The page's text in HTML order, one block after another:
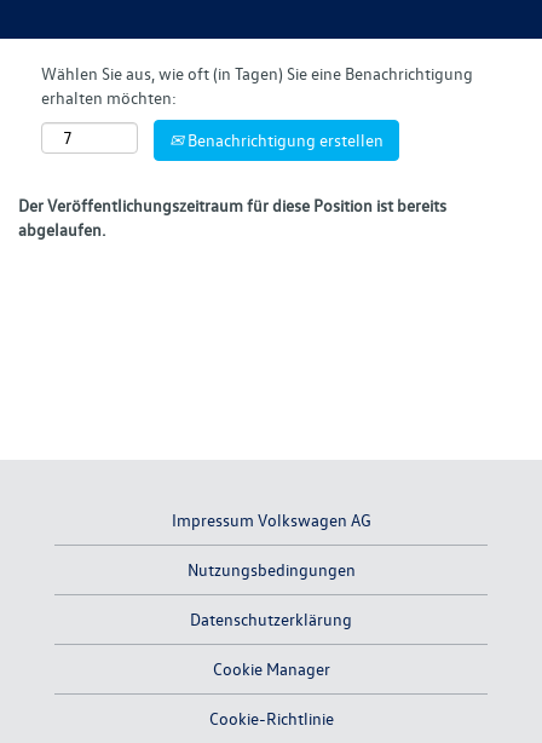
Wählen Sie aus, wie oft (in Tagen) Sie eine Benachrichtigung
erhalten möchten:
Benachrichtigung erstellen
Der Veröffentlichungszeitraum für diese Position ist bereits
abgelaufen.
Impressum Volkswagen AG
Nutzungsbedingungen
Datenschutzerklärung
Cookie Manager
Cookie-Richtlinie